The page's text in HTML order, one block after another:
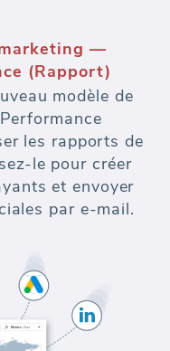
—
(Rapport)
modèle de
les rapports de
le pour créer
et envoyer
par e-mail.